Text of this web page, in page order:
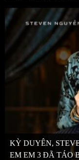
KỲ DUYÊN,
EM EM 3 ĐÃ TÁO